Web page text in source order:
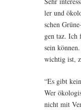
ler und
schen
gen taz. Ich
sein
wich­tig ist,
“Es gibt
Wer
nicht mit